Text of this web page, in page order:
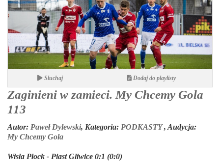
Słuchaj Dodaj do playlisty
Zaginieni w zamieci. My Chcemy Gola
113
Autor: Paweł Dylewski, Kategoria: PODKASTY, Audycja:
My Chcemy Gola
Wisła Płock - Piast Gliwice 0:1 (0:0)